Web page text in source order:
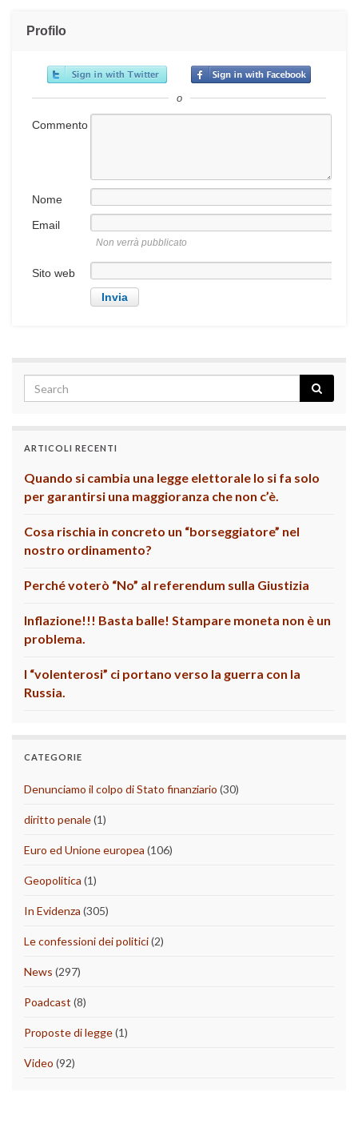
Profilo
o
Commento
Nome
Email
Non verrà pubblicato
Sito web
ARTICOLI RECENTI
Quando si cambia una legge elettorale lo si fa solo
per garantirsi una maggioranza che non c’è.
Cosa rischia in concreto un “borseggiatore” nel
nostro ordinamento?
Perché voterò “No” al referendum sulla Giustizia
Inflazione!!! Basta balle! Stampare moneta non è un
problema.
I “volenterosi” ci portano verso la guerra con la
Russia.
CATEGORIE
Denunciamo il colpo di Stato finanziario (30)
diritto penale(1)
Euro ed Unione europea (106)
Geopolitica (1)
In Evidenza (305)
Le confessioni dei politici(2)
News (297)
Poadcast (8)
Proposte di legge(1)
Video (92)